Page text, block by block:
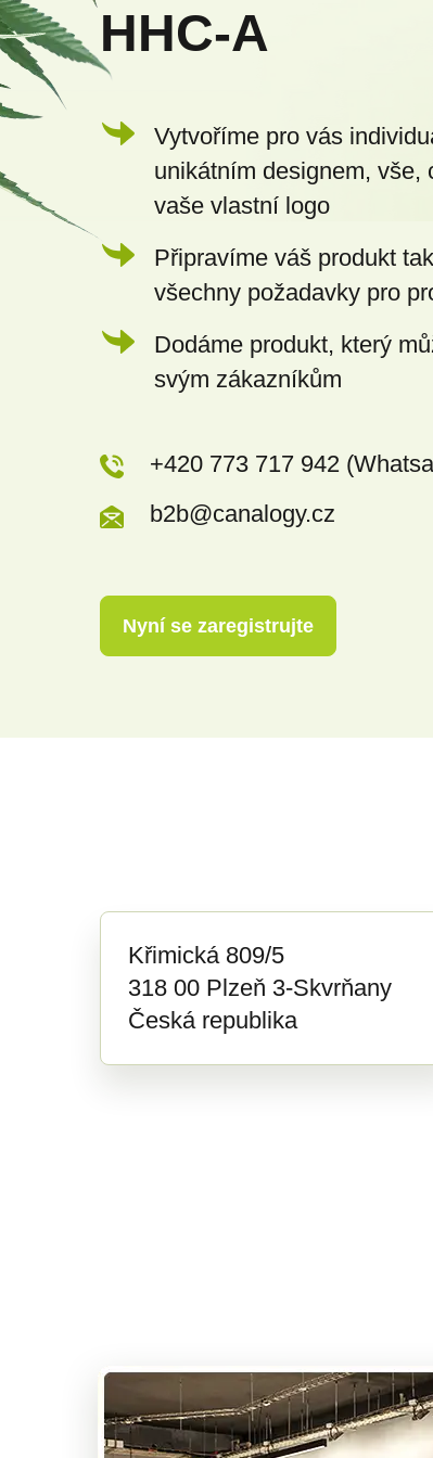
í
HHC-A
Vytvoříme pro vás
unikátním designem, vše,
vaše vlastní logo
Připravíme váš produkt
všechny požadavky pro
Dodáme produkt, který
svým zákazníkům
+420 773 717 942
b2b@canalogy.cz
Nyní se zaregistrujte
Křimická 809/5
318 00 Plzeň 3-Skvrňany
Česká republika